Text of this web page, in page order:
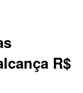
R$